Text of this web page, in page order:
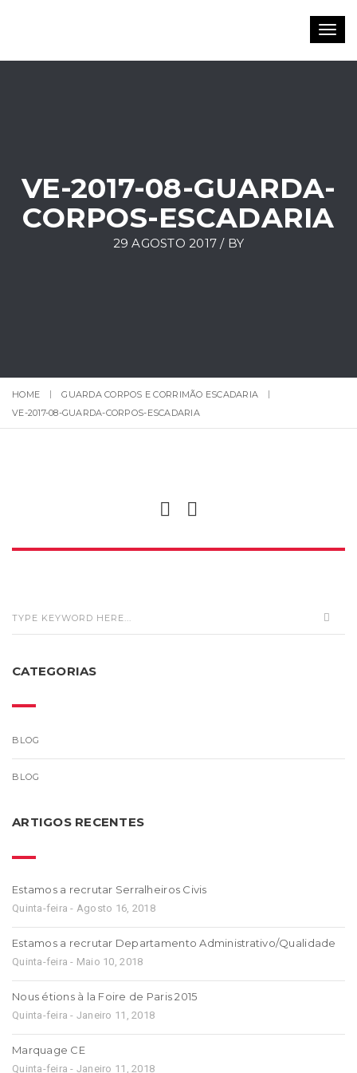
VE-2017-08-GUARDA-
CORPOS-ESCADARIA
29 AGOSTO 2017 / BY
HOME
GUARDA CORPOS E CORRIMÃO ESCADARIA
VE-2017-08-GUARDA-CORPOS-ESCADARIA
CATEGORIAS
BLOG
BLOG
ARTIGOS RECENTES
Estamos a recrutar Serralheiros Civis
Quinta-feira - Agosto 16, 2018
Estamos a recrutar Departamento Administrativo/Qualidade
Quinta-feira - Maio 10, 2018
Nous étions à la Foire de Paris 2015
Quinta-feira - Janeiro 11, 2018
Marquage CE
Quinta-feira - Janeiro 11, 2018